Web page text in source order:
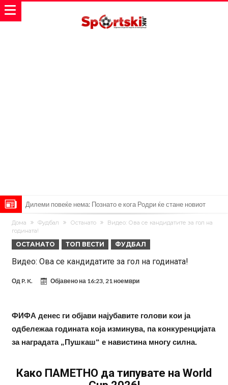
Дилеми повеќе нема: Познато е кога Родри ќе стане новиот
фудбалер на Барселона
Ливерпул и Арсенал влегуваат во „војна“ поради фудбалер
вреден 69 милиони евра!
Кој го убеди Родри да ја избере Барселона?
Дома Фудбал Останато
Видео: Ова се кандидатите за гол на
годината!
ОСТАНАТО ТОП ВЕСТИ ФУДБАЛ
Видео: Ова се кандидатите за гол на годината!
Од P. K. Објавено на 16:23, 21 ноември
ФИФА денес ги објави најубавите голови кои ја
одбележаа годината која изминува, па конкуренцијата
за наградата „Пушкаш“ е навистина многу силна.
Како ПАМЕТНО да типувате на World